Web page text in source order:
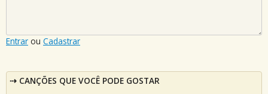
Entrar ou Cadastrar
CANÇÕES QUE VOCÊ PODE GOSTAR